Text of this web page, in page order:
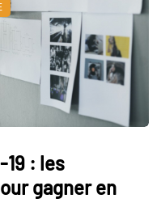
: les
gagner en